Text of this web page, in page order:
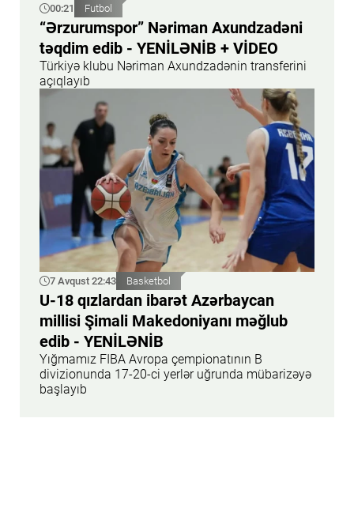
00:21 Futbol
“Ərzurumspor” Nəriman Axundzadəni
təqdim edib - YENİLƏNİB + VİDEO
Türkiyə klubu Nəriman Axundzadənin transferini
açıqlayıb
7 Avqust 22:43 Basketbol
U-18 qızlardan ibarət Azərbaycan
millisi Şimali Makedoniyanı məğlub
edib - YENİLƏNİB
Yığmamız FIBA Avropa çempionatının B
divizionunda 17-20-ci yerlər uğrunda mübarizəyə
başlayıb